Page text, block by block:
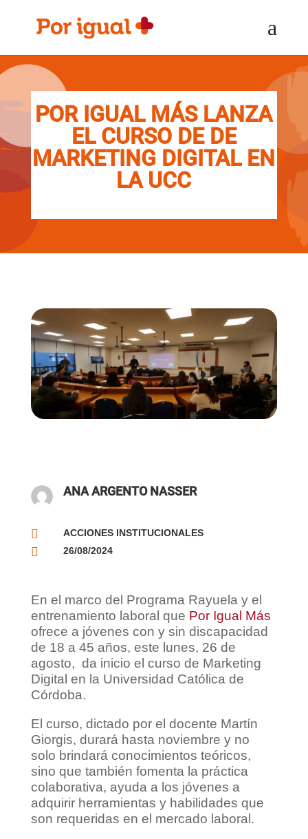
contenido
navegación
POR IGUAL MÁS LANZA
EL CURSO DE DE
MARKETING DIGITAL EN
LA UCC
ANA ARGENTO NASSER
 ACCIONES INSTITUCIONALES
 26/08/2024
En el marco del Programa Rayuela y el
entrenamiento laboral que Por Igual Más
ofrece a jóvenes con y sin discapacidad
de 18 a 45 años, este lunes, 26 de
agosto, da inicio el curso de Marketing
Digital en la Universidad Católica de
Córdoba.
El curso, dictado por el docente Martín
Giorgis, durará hasta noviembre y no
solo brindará conocimientos teóricos,
sino que también fomenta la práctica
colaborativa, ayuda a los jóvenes a
adquirir herramientas y habilidades que
son requeridas en el mercado laboral.